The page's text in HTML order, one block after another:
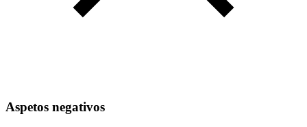
Aspetos negativos